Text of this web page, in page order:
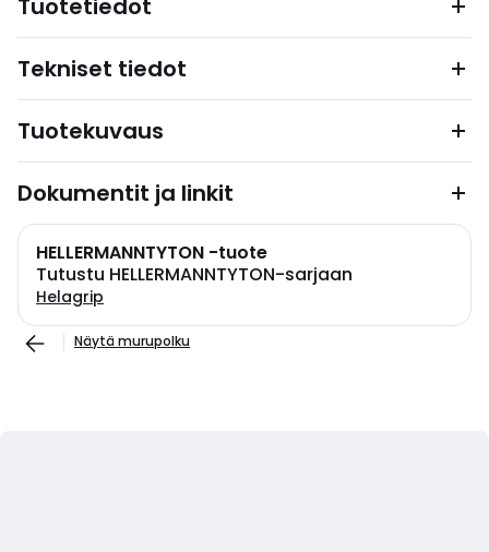
Tuotetiedot
Tekniset tiedot
Tuotekuvaus
Dokumentit ja linkit
HELLERMANNTYTON -tuote
Tutustu HELLERMANNTYTON-sarjaan
Helagrip
Näytä murupolku